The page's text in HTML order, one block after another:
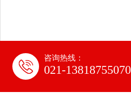
咨询热线：
021-13818755070